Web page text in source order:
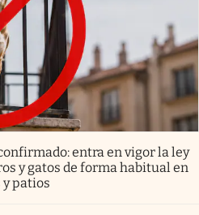
entra en vigor la ley
y gatos de forma habitual en
patios